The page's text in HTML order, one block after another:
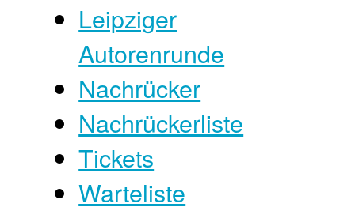
Leipziger
Autorenrunde
Nachrücker
Nachrückerliste
Tickets
Warteliste